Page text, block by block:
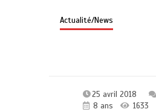
Actualité/News
25 avril 2018
8 ans
1633